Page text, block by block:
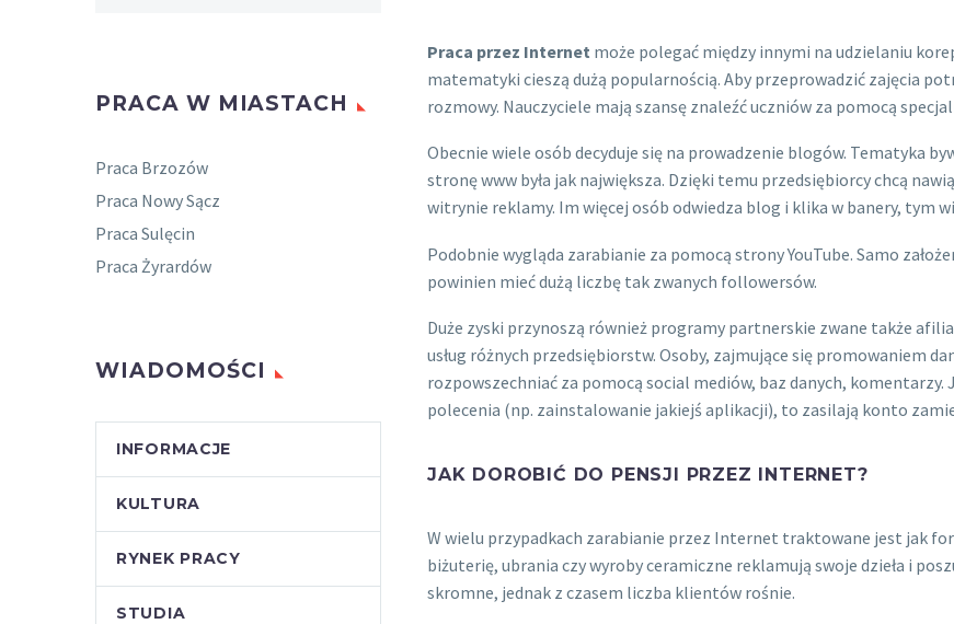
Praca przez Internet może polegać między innymi na udzielaniu
matematyki cieszą dużą popularnością. Aby przeprowadzić zajęcia
rozmowy. Nauczyciele mają szansę znaleźć uczniów za pomocą
Obecnie wiele osób decyduje się na prowadzenie blogów. Tematyka
stronę www była jak największa. Dzięki temu przedsiębiorcy chcą
witrynie reklamy. Im więcej osób odwiedza blog i klika w banery, tym
Podobnie wygląda zarabianie za pomocą strony YouTube. Samo
powinien mieć dużą liczbę tak zwanych followersów.
Duże zyski przynoszą również programy partnerskie zwane także
usług różnych przedsiębiorstw. Osoby, zajmujące się promowaniem
rozpowszechniać za pomocą social mediów, baz danych,
polecenia (np. zainstalowanie jakiejś aplikacji), to zasilają konto
JAK DOROBIĆ DO PENSJI PRZEZ INTERNET?
W wielu przypadkach zarabianie przez Internet traktowane jest jak
biżuterię, ubrania czy wyroby ceramiczne reklamują swoje dzieła i
skromne, jednak z czasem liczba klientów rośnie.
PRACA W MIASTACH
Praca Brzozów
Praca Nowy Sącz
Praca Sulęcin
Praca Żyrardów
WIADOMOŚCI
INFORMACJE
KULTURA
RYNEK PRACY
STUDIA